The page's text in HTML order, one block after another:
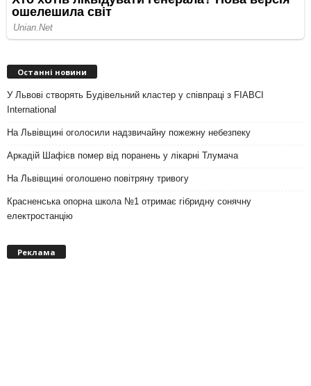
Останні новини
У Львові створять Будівельний кластер у співпраці з FIABCI
International
На Львівщині оголосили надзвичайну пожежну небезпеку
Аркадій Шафієв помер від поранень у лікарні Тлумача
На Львівщині оголошено повітряну тривогу
Красненська опорна школа №1 отримає гібридну сонячну
електростанцію
Реклама